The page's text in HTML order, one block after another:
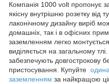
Компанія 1000 volt пропонує
якісну внутрішню розетку від
лаконічному дизайну виріб
домашніх, так і в офісних
заземленням легко
виділяється на загальному
забезпечують довгострокову
пристосування. Купуйте
заземленням за найкращою